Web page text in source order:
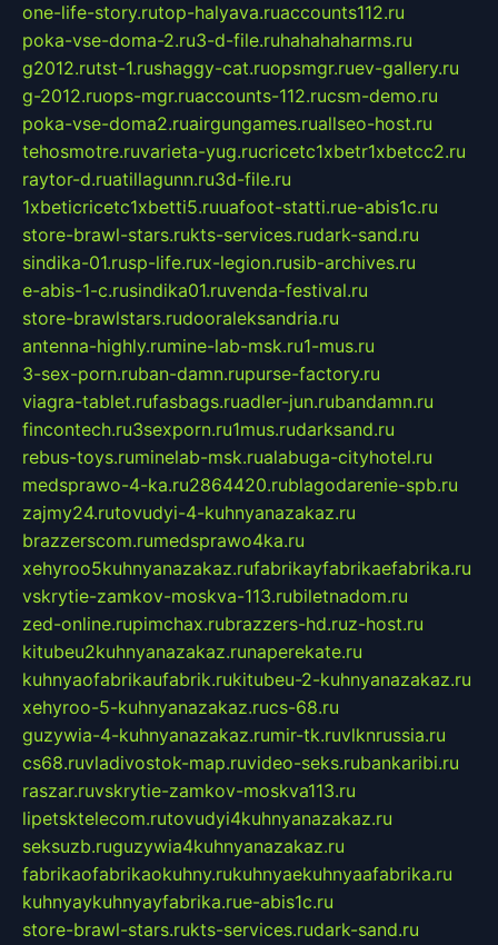
one-life-story.rutop-halyava.ruaccounts112.ru
poka-vse-doma-2.ru3-d-file.ruhahahaharms.ru
g2012.rutst-1.rushaggy-cat.ruopsmgr.ruev-gallery.ru
g-2012.ruops-mgr.ruaccounts-112.rucsm-demo.ru
poka-vse-doma2.ruairgungames.ruallseo-host.ru
tehosmotre.ruvarieta-yug.rucricetc1xbetr1xbetcc2.ru
raytor-d.ruatillagunn.ru3d-file.ru
1xbeticricetc1xbetti5.ruuafoot-statti.rue-abis1c.ru
store-brawl-stars.rukts-services.rudark-sand.ru
sindika-01.rusp-life.rux-legion.rusib-archives.ru
e-abis-1-c.rusindika01.ruvenda-festival.ru
store-brawlstars.rudooraleksandria.ru
antenna-highly.rumine-lab-msk.ru1-mus.ru
3-sex-porn.ruban-damn.rupurse-factory.ru
viagra-tablet.rufasbags.ruadler-jun.rubandamn.ru
fincontech.ru3sexporn.ru1mus.rudarksand.ru
rebus-toys.ruminelab-msk.rualabuga-cityhotel.ru
medsprawo-4-ka.ru2864420.rublagodarenie-spb.ru
zajmy24.rutovudyi-4-kuhnyanazakaz.ru
brazzerscom.rumedsprawo4ka.ru
xehyroo5kuhnyanazakaz.rufabrikayfabrikaefabrika.ru
vskrytie-zamkov-moskva-113.rubiletnadom.ru
zed-online.rupimchax.rubrazzers-hd.ruz-host.ru
kitubeu2kuhnyanazakaz.runaperekate.ru
kuhnyaofabrikaufabrik.rukitubeu-2-kuhnyanazakaz.ru
xehyroo-5-kuhnyanazakaz.rucs-68.ru
guzywia-4-kuhnyanazakaz.rumir-tk.ruvlknrussia.ru
cs68.ruvladivostok-map.ruvideo-seks.rubankaribi.ru
raszar.ruvskrytie-zamkov-moskva113.ru
lipetsktelecom.rutovudyi4kuhnyanazakaz.ru
seksuzb.ruguzywia4kuhnyanazakaz.ru
fabrikaofabrikaokuhny.rukuhnyaekuhnyaafabrika.ru
kuhnyaykuhnyayfabrika.rue-abis1c.ru
store-brawl-stars.rukts-services.rudark-sand.ru